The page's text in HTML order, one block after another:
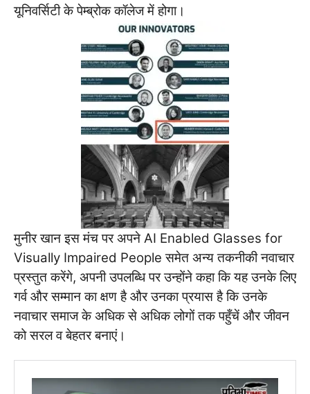
यूनिवर्सिटी के पेम्ब्रोक कॉलेज में होगा।
मुनीर खान इस मंच पर अपने AI Enabled Glasses for
Visually Impaired People समेत अन्य तकनीकी नवाचार
प्रस्तुत करेंगे, अपनी उपलब्धि पर उन्होंने कहा कि यह उनके लिए
गर्व और सम्मान का क्षण है और उनका प्रयास है कि उनके
नवाचार समाज के अधिक से अधिक लोगों तक पहुँचें और जीवन
को सरल व बेहतर बनाएं।